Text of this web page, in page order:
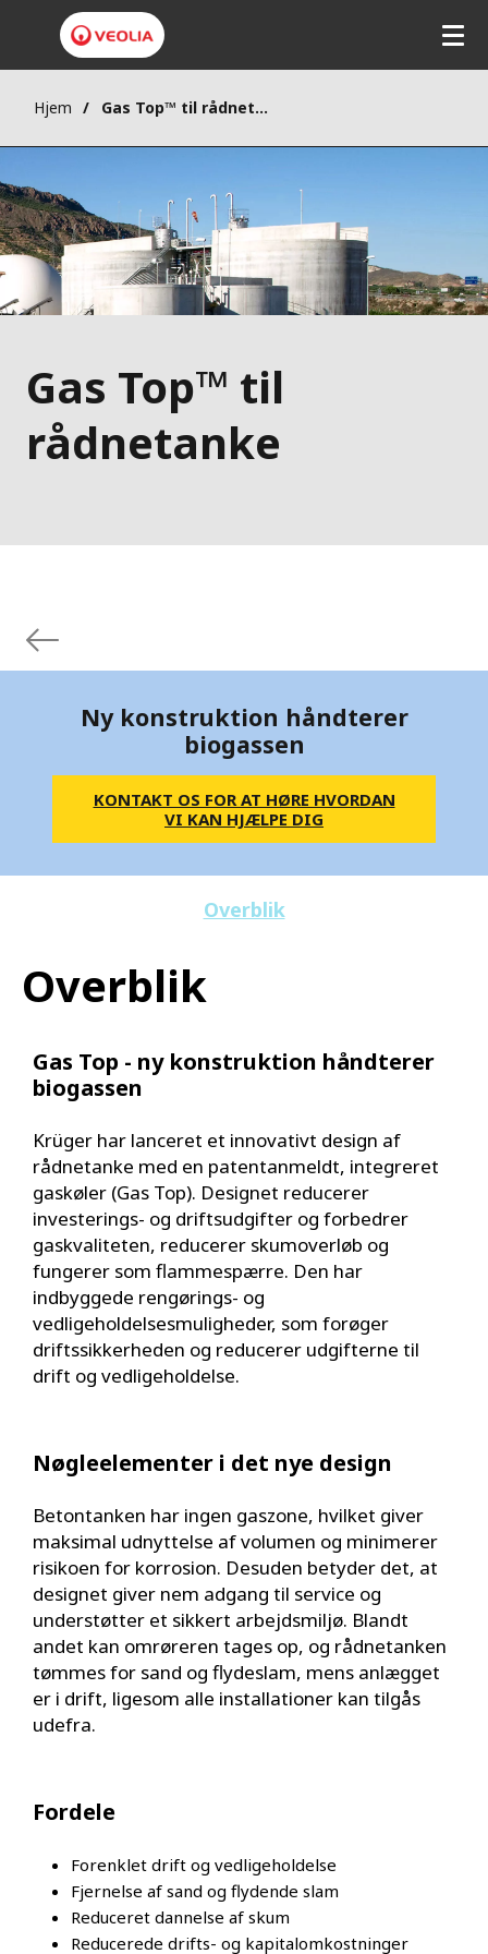
Hjem Gas Top™ til rådnetanke
Gas Top™ til
rådnetanke
Ny konstruktion håndterer
biogassen
KONTAKT OS FOR AT HØRE HVORDAN
VI KAN HJÆLPE DIG
Overblik
Overblik
Gas Top - ny konstruktion håndterer
biogassen
Krüger har lanceret et innovativt design af
rådnetanke med en patentanmeldt, integreret
gaskøler (Gas Top). Designet reducerer
investerings- og driftsudgifter og forbedrer
gaskvaliteten, reducerer skumoverløb og
fungerer som flammespærre. Den har
indbyggede rengørings- og
vedligeholdelsesmuligheder, som forøger
driftssikkerheden og reducerer udgifterne til
drift og vedligeholdelse.
Nøgleelementer i det nye design
Betontanken har ingen gaszone, hvilket giver
maksimal udnyttelse af volumen og minimerer
risikoen for korrosion. Desuden betyder det, at
designet giver nem adgang til service og
understøtter et sikkert arbejdsmiljø. Blandt
andet kan omrøreren tages op, og rådnetanken
tømmes for sand og flydeslam, mens anlægget
er i drift, ligesom alle installationer kan tilgås
udefra.
Fordele
Forenklet drift og vedligeholdelse
Fjernelse af sand og flydende slam
Reduceret dannelse af skum
Reducerede drifts- og kapitalomkostninger